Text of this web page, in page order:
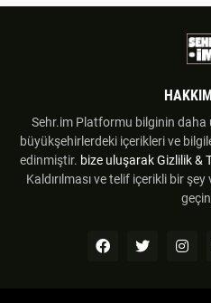
Sehr.im Platformu bilginin daha
büyükşehirlerdeki içerikleri ve
edinmiştir. bize uluşarak Gizlilik &
Kaldırılması ve telif içerikli bir